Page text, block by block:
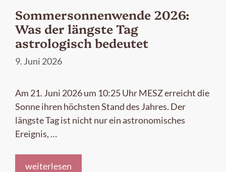
Sommersonnenwende 2026:
Was der längste Tag
astrologisch bedeutet
9. Juni 2026
Am 21. Juni 2026 um 10:25 Uhr MESZ erreicht die
Sonne ihren höchsten Stand des Jahres. Der
längste Tag ist nicht nur ein astronomisches
Ereignis, …
weiterlesen